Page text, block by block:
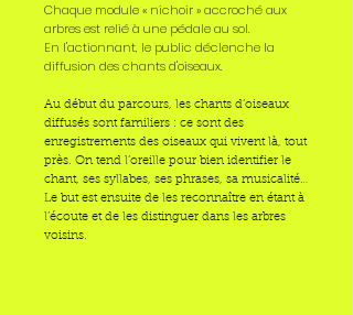
Chaque module « nichoir » accroché aux
arbres est relié à une pédale au sol.
En l'actionnant, le public déclenche la
diffusion des chants d'oiseaux.
Au début du parcours, les chants d’oiseaux
diffusés sont familiers : ce sont des
enregistrements des oiseaux qui vivent là, tout
près. On tend l’oreille pour bien identifier le
chant, ses syllabes, ses phrases, sa musicalité…
Le but est ensuite de les reconnaître en étant à
l’écoute et de les distinguer dans les arbres
voisins.